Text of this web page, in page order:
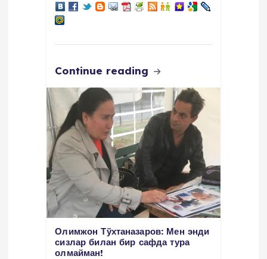
Continue reading
Олимжон Тўхтаназаров: Мен энди
сизлар билан бир сафда тура
олмайман!